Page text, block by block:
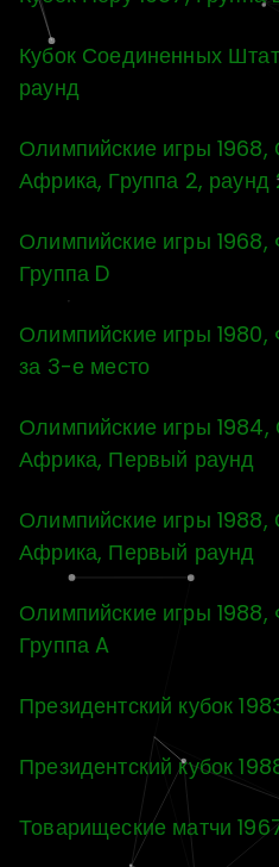
Кубок Соединенных
раунд
Олимпийские игры 1968,
Африка, Группа 2, раунд
Олимпийские игры 1968,
Группа D
Олимпийские игры 1980,
за 3-е место
Олимпийские игры
Африка, Первый раунд
Олимпийские игры 1988,
Африка, Первый раунд
Олимпийские игры 1988,
Группа A
Президентский кубок
Президентский кубок
Товарищеские матчи